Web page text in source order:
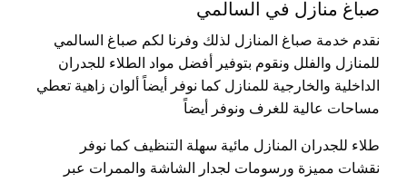
صباغ منازل في السالمي
نقدم خدمة صباغ المنازل لذلك وفرنا لكم صباغ السالمي
للمنازل والفلل ونقوم بتوفير أفضل مواد الطلاء للجدران
الداخلية والخارجية للمنازل كما نوفر أيضاً ألوان زاهية تعطي
مساحات عالية للغرف ونوفر أيضاً
طلاء للجدران المنازل مائية سهلة التنظيف كما نوفر
نقشات مميزة ورسومات لجدار الشاشة والممرات عبر